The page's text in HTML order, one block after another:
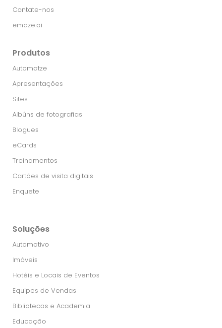
Contate-nos
emaze.ai
Produtos
Automatze
Apresentações
Sites
Albúns de fotografias
Blogues
eCards
Treinamentos
Cartões de visita digitais
Enquete
Soluções
Automotivo
Imóveis
Hotéis e Locais de Eventos
Equipes de Vendas
Bibliotecas e Academia
Educação